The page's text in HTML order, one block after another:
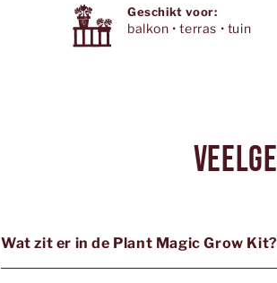
Geschikt voor:
balkon • terras • tuin
Wat zit er in de Plant Magic Grow Kit?